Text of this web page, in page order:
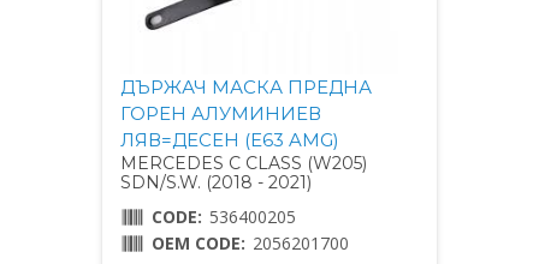
ДЪРЖАЧ МАСКА ПРЕДНА
ГОРЕН АЛУМИНИЕВ
ЛЯВ=ДЕСЕН (E63 AMG)
MERCEDES C CLASS (W205)
SDN/S.W. (2018 - 2021)
CODE: 536400205
OEM CODE: 2056201700